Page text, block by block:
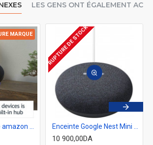
LES GENS ONT ÉGALEMENT
MARQUE RUPTURE DE STOCK
10 900,00DA